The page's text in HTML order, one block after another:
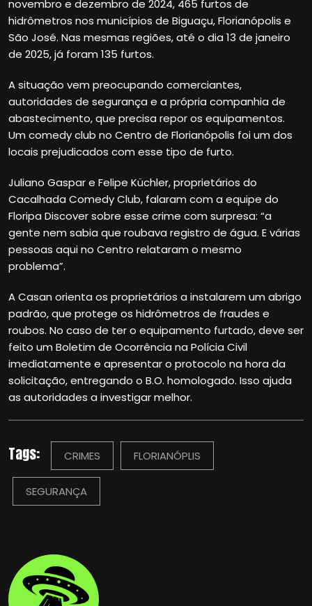
novembro e dezembro de 2024, 465 furtos de
hidrômetros nos municípios de Biguaçu, Florianópolis e
São José. Nas mesmas regiões, até o dia 13 de janeiro
de 2025, já foram 135 furtos.
A situação vem preocupando comerciantes,
autoridades de segurança e a própria companhia de
abastecimento, que precisa repor os equipamentos.
Um comedy club no Centro de Florianópolis foi um dos
locais prejudicados com esse tipo de furto.
Juliano Gaspar e Felipe Küchler, proprietários do
Cacalhada Comedy Club, falaram com a equipe do
Floripa Discover sobre esse crime com surpresa: “a
gente nem sabia que roubava registro de água. E várias
pessoas aqui no Centro relataram o mesmo
problema”.
A Casan orienta os proprietários a instalarem um abrigo
padrão, que protege os hidrômetros de fraudes e
roubos. No caso de ter o equipamento furtado, deve ser
feito um Boletim de Ocorrência na Polícia Civil
imediatamente e apresentar o protocolo na hora da
solicitação, entregando o B.O. homologado. Isso ajuda
as autoridades a investigar melhor.
Tags: CRIMES FLORIANÓPLIS
SEGURANÇA